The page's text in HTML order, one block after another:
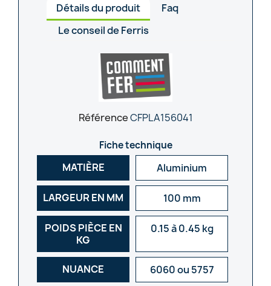
Détails du produit
Faq
Le conseil de Ferris
RéférenceCFPLA156041
Fiche technique
MATIÈRE Aluminium
LARGEUR EN MM 100 mm
POIDS PIÈCE EN
KG
0.15 à 0.45 kg
NUANCE 6060 ou 5757